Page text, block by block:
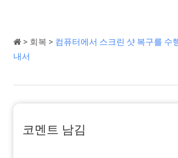
> 회복 > 컴퓨터에서 스크린 샷 복구를 수
내서
코멘트 남김